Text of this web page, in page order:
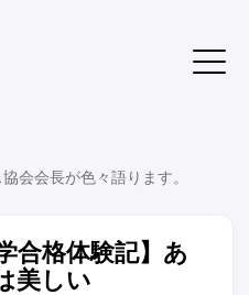
会会長が色々語ります。
合格体験記】あ
美しい